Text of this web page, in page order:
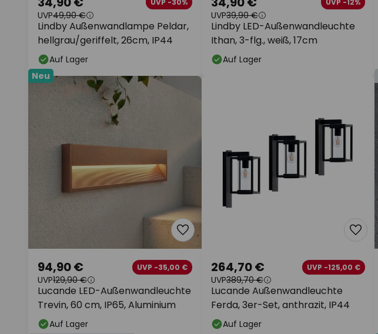
Lindby Außenwandlampe Peldar,
hellgrau/geriffelt, 26cm, IP44
UVP -30%
UVP49,90 €
Auf Lager
Lindby LED-Außenwandleuchte
Ithan, 3-flg., weiß, 17cm
UVP -12%
UVP39,90 €
Auf Lager
Neu
Lucande LED-Außenwandleuchte
Trevin, 60 cm, IP65, Aluminium
94,90 € UVP -35,00 €
UVP129,90 €
Auf Lager
Lucande Außenwandleuchte
Ferda, 3er-Set, anthrazit, IP44
264,70 € UVP -125,00 €
UVP389,70 €
Auf Lager